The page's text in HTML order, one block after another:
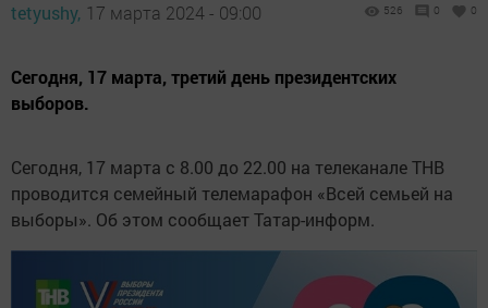
tetyushy, 17 марта 2024 - 09:00 526 0 0
Сегодня, 17 марта, третий день президентских
выборов.
Сегодня, 17 марта с 8.00 до 22.00 на телеканале ТНВ
проводится семейный телемарафон «Всей семьей на
выборы». Об этом сообщает Татар-информ.